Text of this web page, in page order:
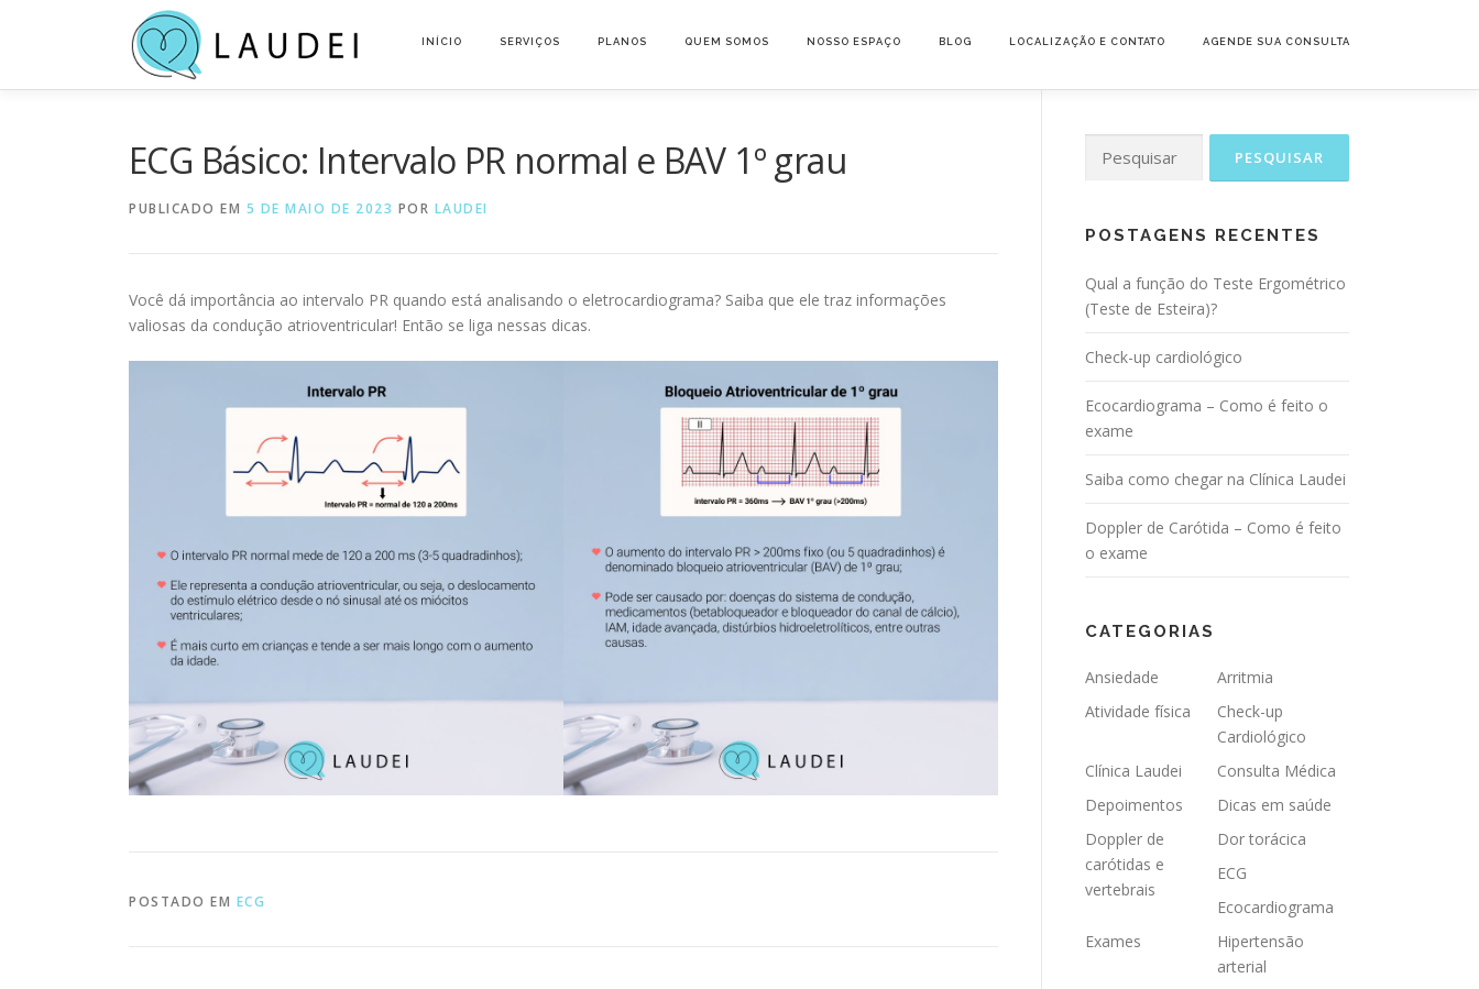
conteúdo
INÍCIO SERVIÇOS PLANOS QUEM SOMOS NOSSO ESPAÇO BLOG LOCALIZAÇÃO E CONTATO AGENDE SUA CONSULTA
ECG Básico: Intervalo PR normal e BAV 1º grau
PUBLICADO EM 5 DE MAIO DE 2023 POR LAUDEI
Você dá importância ao intervalo PR quando está analisando o eletrocardiograma? Saiba que ele traz informações
valiosas da condução atrioventricular! Então se liga nessas dicas.
POSTADO EM ECG
por:
POSTAGENS RECENTES
Qual a função do Teste Ergométrico
(Teste de Esteira)?
Check-up cardiológico
Ecocardiograma – Como é feito o
exame
Saiba como chegar na Clínica Laudei
Doppler de Carótida – Como é feito
o exame
CATEGORIAS
Ansiedade
Arritmia
Atividade física
Check-up
Cardiológico
Clínica Laudei
Consulta Médica
Depoimentos
Dicas em saúde
Doppler de
carótidas e
vertebrais
Dor torácica
ECG
Ecocardiograma
Exames
Hipertensão
arterial